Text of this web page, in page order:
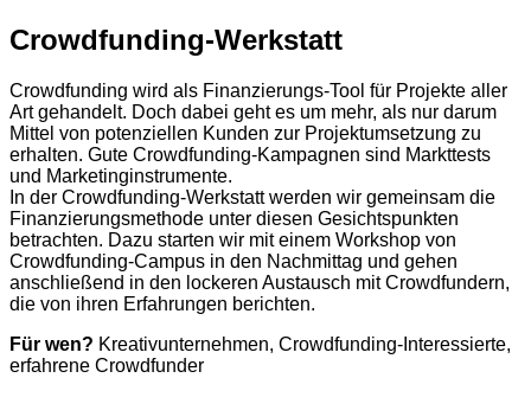
Crowdfunding-Werkstatt
Crowdfunding wird als Finanzierungs-Tool für Projekte aller
Art gehandelt. Doch dabei geht es um mehr, als nur darum
Mittel von potenziellen Kunden zur Projektumsetzung zu
erhalten. Gute Crowdfunding-Kampagnen sind Markttests
und Marketinginstrumente.
In der Crowdfunding-Werkstatt werden wir gemeinsam die
Finanzierungsmethode unter diesen Gesichtspunkten
betrachten. Dazu starten wir mit einem Workshop von
Crowdfunding-Campus in den Nachmittag und gehen
anschließend in den lockeren Austausch mit Crowdfundern,
die von ihren Erfahrungen berichten.
Für wen? Kreativunternehmen, Crowdfunding-Interessierte,
erfahrene Crowdfunder